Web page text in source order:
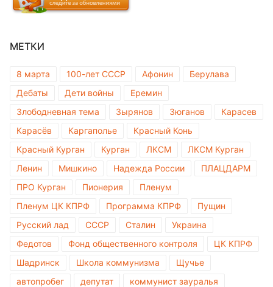
МЕТКИ
8 марта 100-лет СССР Афонин
Берулава
Дебаты
Дети войны
Еремин
Злободневная тема
Зырянов Зюганов
Карасев
Карасёв
Каргаполье
Красный Конь
Красный Курган
Курган ЛКСМ
ЛКСМ Курган
Ленин
Мишкино Надежда России
ПЛАЦДАРМ
ПРО Курган
Пионерия
Пленум
Пленум ЦК КПРФ
Программа КПРФ
Пущин
Русский лад
СССР Сталин
Украина
Федотов
Фонд общественного контроля
ЦК КПРФ
Шадринск
Школа коммунизма
Щучье
автопробег
депутат
коммунист зауралья